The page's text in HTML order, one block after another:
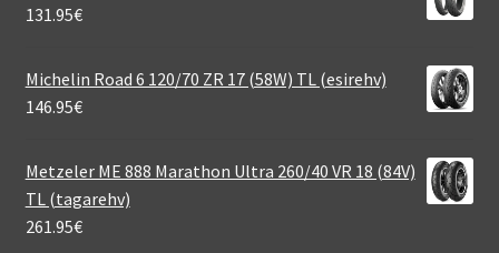
131.95€
Michelin Road 6 120/70 ZR 17 (58W) TL (esirehv)
146.95€
Metzeler ME 888 Marathon Ultra 260/40 VR 18 (84V)
TL (tagarehv)
261.95€